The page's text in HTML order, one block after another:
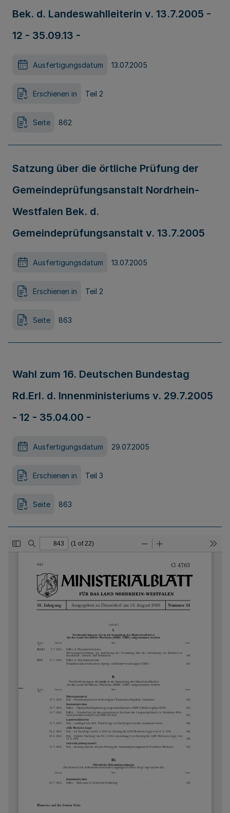
Bek. d. Landeswahlleiterin v. 13.7.2005 -
12 - 35.09.13 -
Ausfertigungsdatum 13.07.2005
Erschienen in Teil 2
Seite 862
Satzung über die örtliche Prüfung der
Gemeindeprüfungsanstalt Nordrhein-
Westfalen Bek. d.
Gemeindeprüfungsanstalt v. 13.7.2005
Ausfertigungsdatum 13.07.2005
Erschienen in Teil 2
Seite 863
Wahl zum 16. Deutschen Bundestag
Rd.Erl. d. Innenministeriums v. 29.7.2005
- 12 - 35.04.00 -
Ausfertigungsdatum 29.07.2005
Erschienen in Teil 3
Seite 863